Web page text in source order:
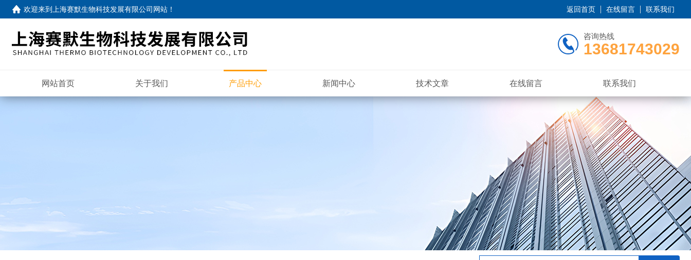
欢迎来到 上海赛默生物科技发展有限公司网站 ！ 返回首页 在线留言 联系我们
咨询热线
13681743029
网站首页 关于我们 产品中心 新闻中心 技术文章 在线留言 联系我们